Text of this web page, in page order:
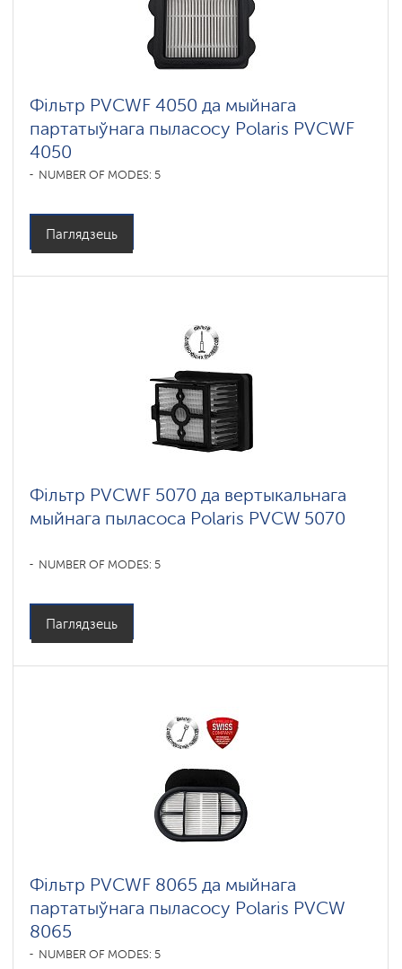
Фільтр PVCWF 4050 да мыйнага
партатыўнага пыласосу Polaris PVCWF
4050
NUMBER OF MODES: 5
Паглядзець
Фільтр PVCWF 5070 да вертыкальнага
мыйнага пыласоса Polaris PVCW 5070
NUMBER OF MODES: 5
Паглядзець
Фільтр PVCWF 8065 да мыйнага
партатыўнага пыласосу Polaris PVCW
8065
NUMBER OF MODES: 5